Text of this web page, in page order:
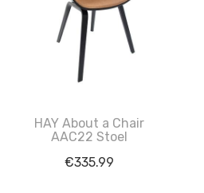
HAY About a Chair
AAC22 Stoel
€335.99